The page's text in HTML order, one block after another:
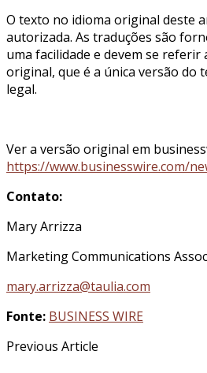
O texto no idioma original deste
autorizada. As traduções são
uma facilidade e devem se
original, que é a única versão do
legal.
Ver a versão original em
https://www.businesswire.com/
Contato:
Mary Arrizza
Marketing Communications
mary.arrizza@taulia.com
Fonte: BUSINESS WIRE
Previous Article